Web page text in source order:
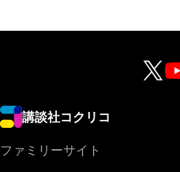
講談社コクリコ
ファミリーサイト